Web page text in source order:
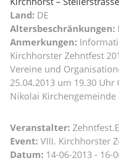
Land: DE
Altersbeschränkungen:
Anmerkungen:
Kirchhorster Zehntfest
Vereine und
25.04.2013 um 19.30
Nikolai Kirchengemeinde
Veranstalter:
Event: VIII. Kirchhorster
Datum: 14-06-2013 - 16-